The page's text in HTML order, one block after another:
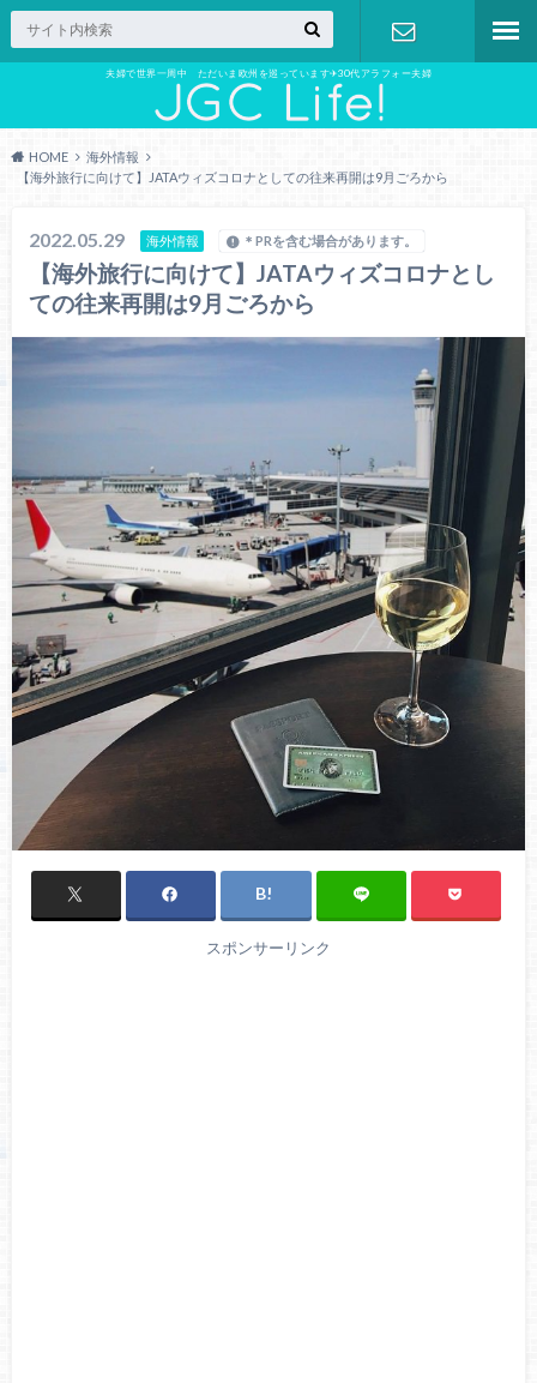
夫婦で世界一周中 ただいま欧州を巡っています✈︎30代アラフォー夫婦
お問い合わ
HOME
海外情報
【海外旅行に向けて】JATAウィズコロナとしての往来再開は9月ごろから
2022.05.29 海外情報 ＊PRを含む場合があります。
【海外旅行に向けて】JATAウィズコロナとし
ての往来再開は9月ごろから
スポンサーリンク